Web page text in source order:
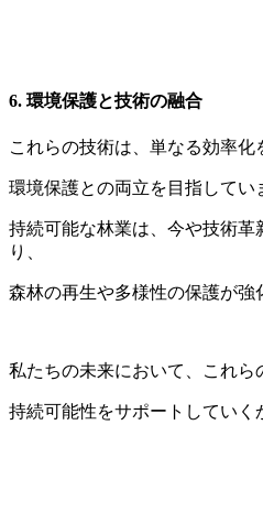
6. 環境保護と技術の融合
これらの技術は、単なる効率化
環境保護との両立を目指してい
持続可能な林業は、今や技術革
り、
森林の再生や多様性の保護が強
私たちの未来において、これ
持続可能性をサポートしていく